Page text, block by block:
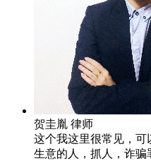
贺圭胤 律师
这个我这里很常见，可
生意的人，抓人，诈骗